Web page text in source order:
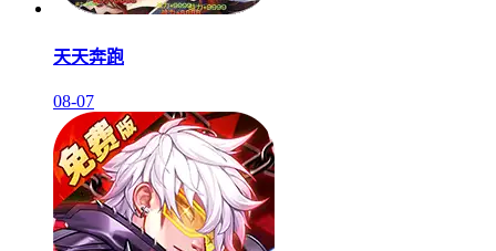
天天奔跑
08-07